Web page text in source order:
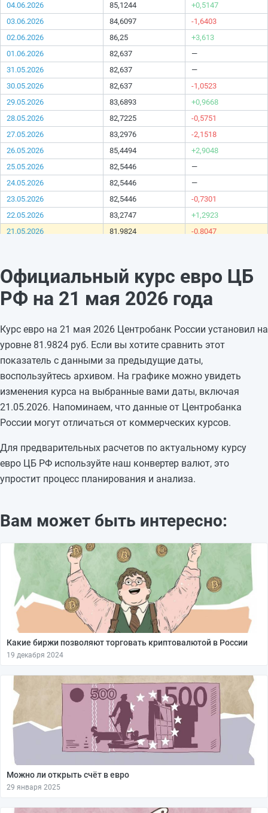
04.06.2026
85,1244
+0,5147
03.06.2026
84,6097
-1,6403
02.06.2026
86,25
+3,613
01.06.2026
82,637
—
31.05.2026
82,637
—
30.05.2026
82,637
-1,0523
29.05.2026
83,6893
+0,9668
28.05.2026
82,7225
-0,5751
27.05.2026
83,2976
-2,1518
26.05.2026
85,4494
+2,9048
25.05.2026
82,5446
—
24.05.2026
82,5446
—
23.05.2026
82,5446
-0,7301
22.05.2026
83,2747
+1,2923
21.05.2026
81,9824
-0,8047
18.05.2026
85,1831
—
17.05.2026
85,1831
—
15.05.2026
86,29
+0,3882
14.05.2026
85,9018
-1,4774
13.05.2026
87,3792
-1,1699
12.05.2026
88,5491
—
11.05.2026
88,5491
—
10.05.2026
88,5491
—
09.05.2026
88,5491
+0,6593
07.05.2026
Официальный курс евро ЦБ
РФ на 21 мая 2026 года
Курс евро на 21 мая 2026 Центробанк России установил на
уровне 81.9824 руб. Если вы хотите сравнить этот
показатель с данными за предыдущие даты,
воспользуйтесь архивом. На графике можно увидеть
изменения курса на выбранные вами даты, включая
21.05.2026. Напоминаем, что данные от Центробанка
России могут отличаться от коммерческих курсов.
Для предварительных расчетов по актуальному курсу
евро ЦБ РФ используйте наш конвертер валют, это
упростит процесс планирования и анализа.
Вам может быть интересно:
Какие биржи позволяют торговать криптовалютой в России
19 декабря 2024
Можно ли открыть счёт в евро
29 января 2025